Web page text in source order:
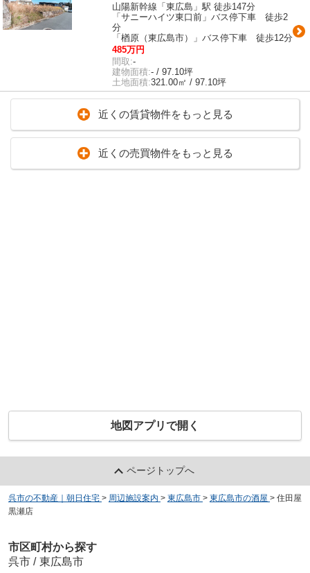
山陽新幹線「東広島」駅 徒歩147分
「サニーハイツ東口前」バス停下車 徒歩2
分
「楢原（東広島市）」バス停下車 徒歩12分
485万円
間取:-
建物面積:- / 97.10坪
土地面積:321.00㎡ / 97.10坪
近くの賃貸物件をもっと見る
近くの売買物件をもっと見る
地図アプリで開く
ページトップへ
呉市の不動産｜朝日住宅 > 周辺施設案内 > 東広島市 > 東広島市の酒屋 > 住田屋
黒瀬店
市区町村から探す
呉市 / 東広島市